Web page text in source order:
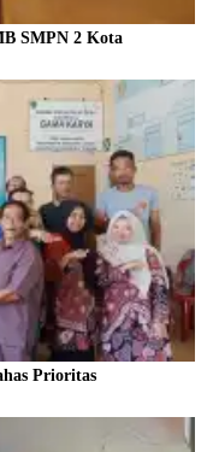
SMPN 2 Kota
Prioritas